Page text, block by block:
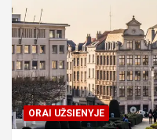
ORAI UŽSIENYJE